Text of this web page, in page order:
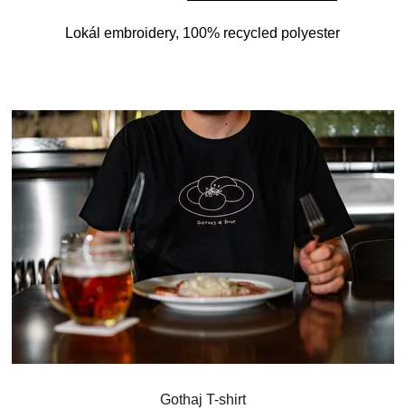
Lokál embroidery, 100% recycled polyester
Gothaj T-shirt